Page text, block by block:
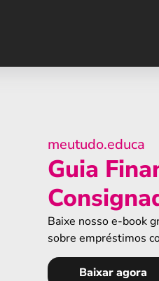
meutudo.educa
Guia
Baixe nosso e-book
sobre empréstimos
Baixar agora